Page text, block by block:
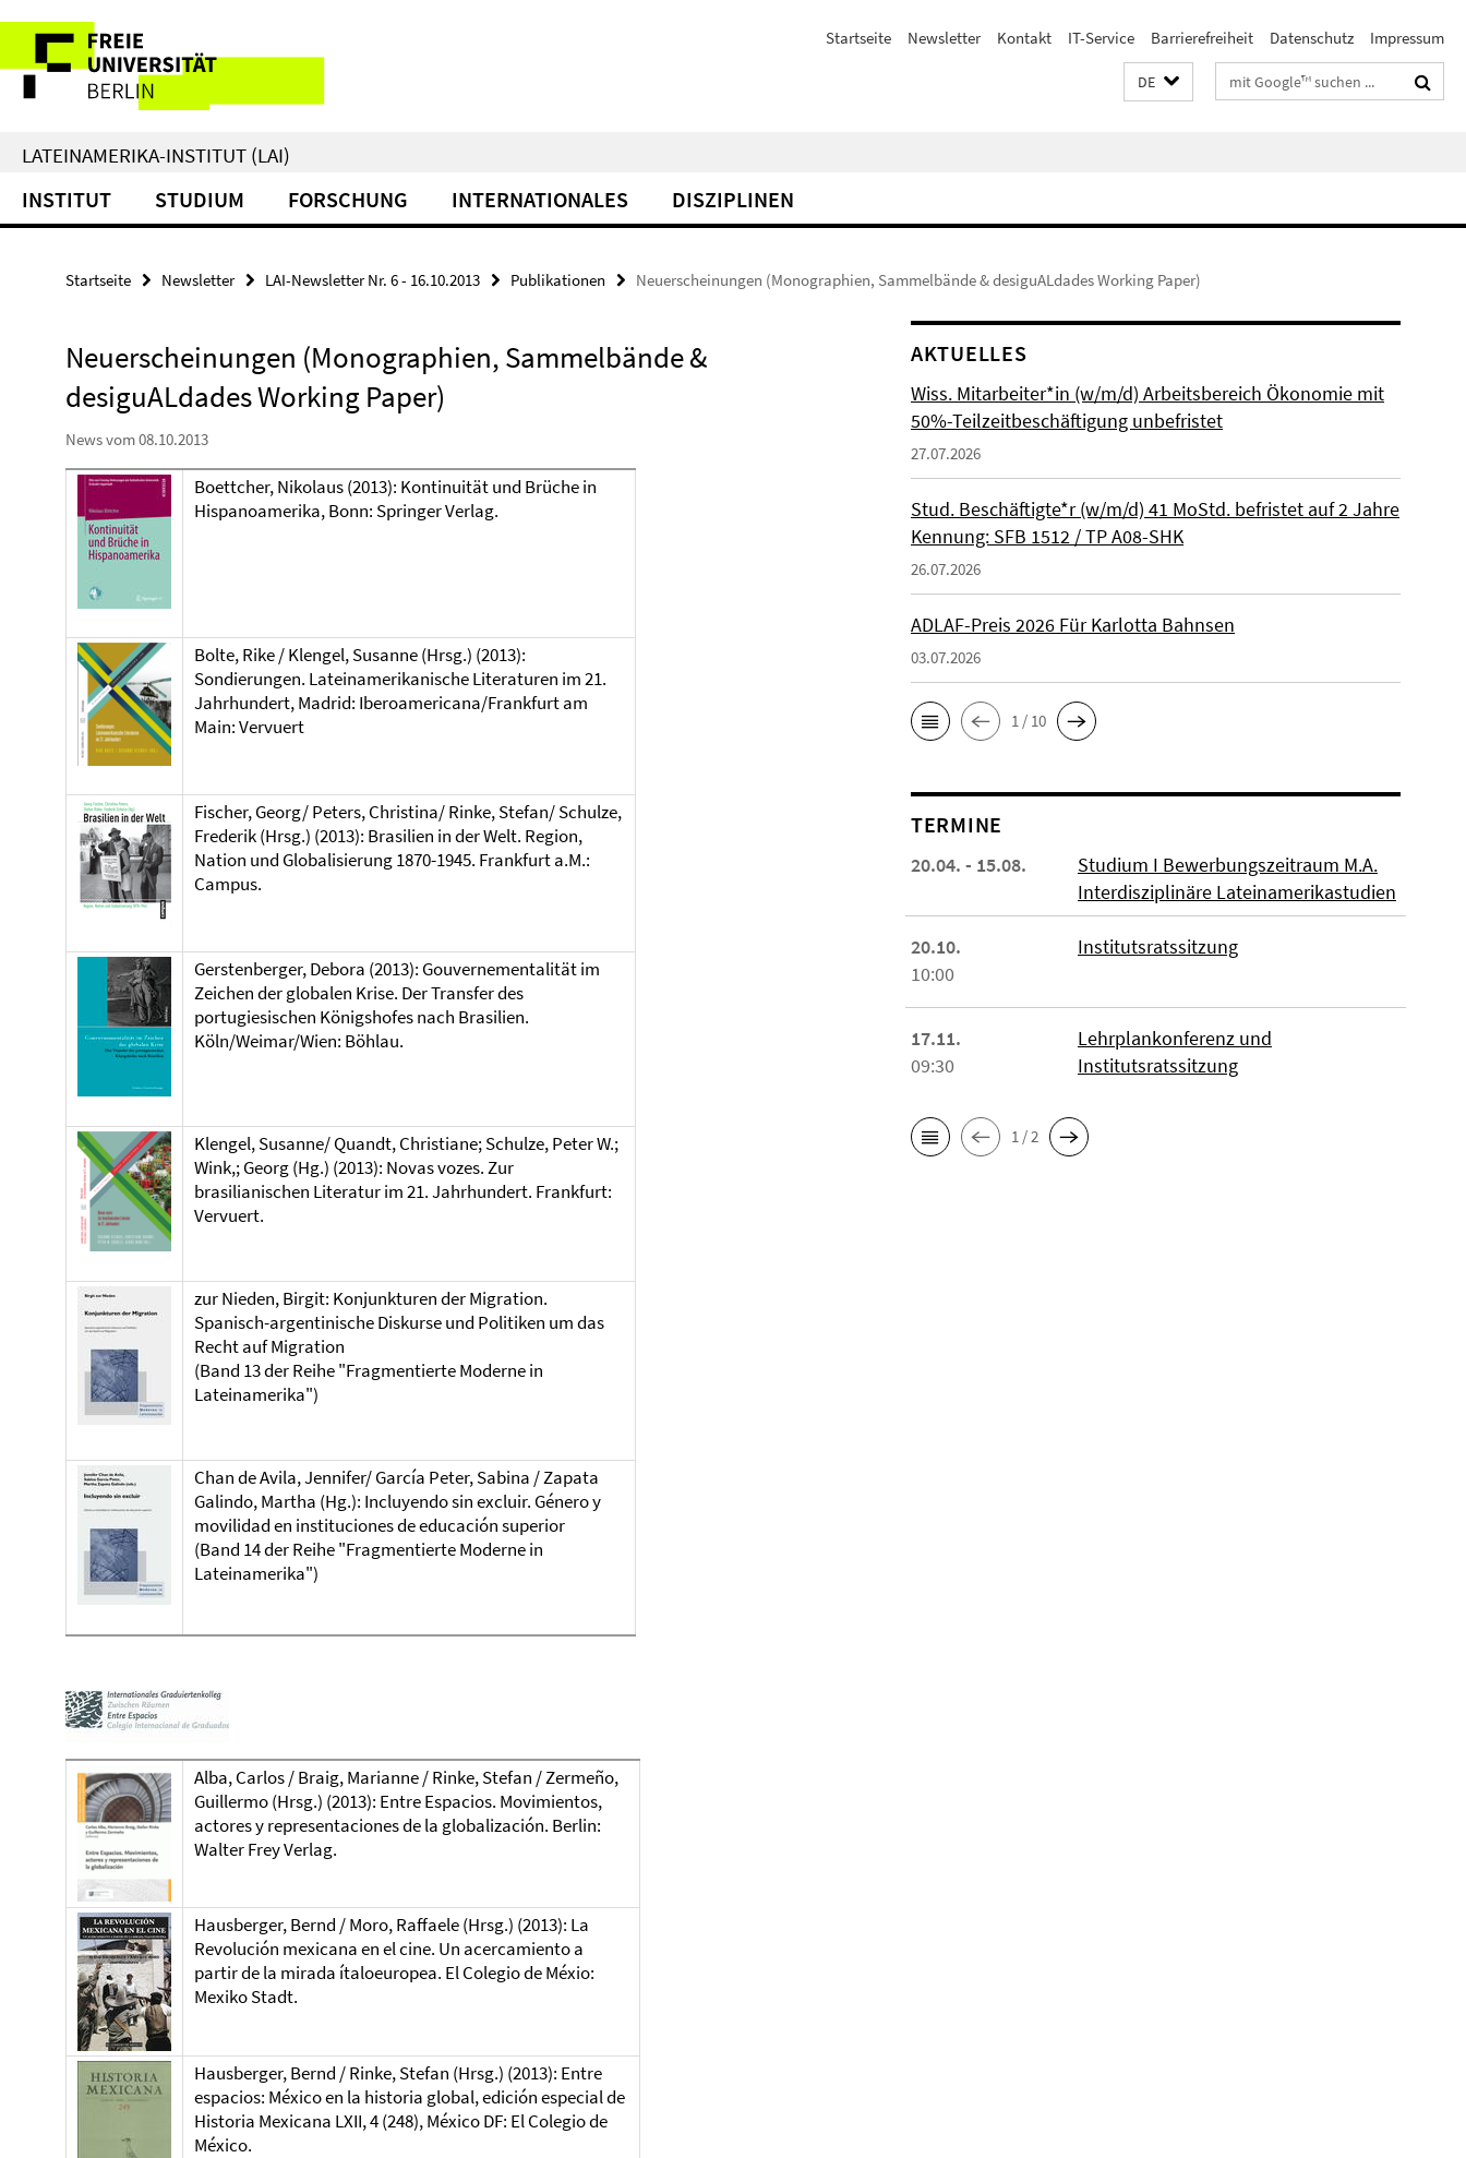
direkt
zu
Inhalt
Service-
Navigation
Startseite Newsletter Kontakt IT-Service Barrierefreiheit Datenschutz Impressum
DE Suchbegriffe
LATEINAMERIKA-INSTITUT (LAI)
INSTITUT STUDIUM FORSCHUNG INTERNATIONALES DISZIPLINEN
Startseite Newsletter LAI-Newsletter Nr. 6 - 16.10.2013 Publikationen Neuerscheinungen (Monographien, Sammelbände & desiguALdades Working Paper)
Neuerscheinungen (Monographien, Sammelbände &
desiguALdades Working Paper)
News vom 08.10.2013
Boettcher, Nikolaus (2013): Kontinuität und Brüche in
Hispanoamerika, Bonn: Springer Verlag.
Bolte, Rike / Klengel, Susanne (Hrsg.) (2013):
Sondierungen. Lateinamerikanische Literaturen im 21.
Jahrhundert, Madrid: Iberoamericana/Frankfurt am
Main: Vervuert
Fischer, Georg/ Peters, Christina/ Rinke, Stefan/ Schulze,
Frederik (Hrsg.) (2013): Brasilien in der Welt. Region,
Nation und Globalisierung 1870-1945. Frankfurt a.M.:
Campus.
Gerstenberger, Debora (2013): Gouvernementalität im
Zeichen der globalen Krise. Der Transfer des
portugiesischen Königshofes nach Brasilien.
Köln/Weimar/Wien: Böhlau.
Klengel, Susanne/ Quandt, Christiane; Schulze, Peter W.;
Wink,; Georg (Hg.) (2013): Novas vozes. Zur
brasilianischen Literatur im 21. Jahrhundert. Frankfurt:
Vervuert.
zur Nieden, Birgit: Konjunkturen der Migration.
Spanisch-argentinische Diskurse und Politiken um das
Recht auf Migration
(Band 13 der Reihe "Fragmentierte Moderne in
Lateinamerika")
Chan de Avila, Jennifer/ García Peter, Sabina / Zapata
Galindo, Martha (Hg.): Incluyendo sin excluir. Género y
movilidad en instituciones de educación superior
(Band 14 der Reihe "Fragmentierte Moderne in
Lateinamerika")
Alba, Carlos / Braig, Marianne / Rinke, Stefan / Zermeño,
Guillermo (Hrsg.) (2013): Entre Espacios. Movimientos,
actores y representaciones de la globalización. Berlin:
Walter Frey Verlag.
Hausberger, Bernd / Moro, Raffaele (Hrsg.) (2013): La
Revolución mexicana en el cine. Un acercamiento a
partir de la mirada ítaloeuropea. El Colegio de Méxio:
Mexiko Stadt.
Hausberger, Bernd / Rinke, Stefan (Hrsg.) (2013): Entre
espacios: México en la historia global, edición especial de
Historia Mexicana LXII, 4 (248), México DF: El Colegio de
México.
AKTUELLES
Wiss. Mitarbeiter*in (w/m/d) Arbeitsbereich Ökonomie mit
50%-Teilzeitbeschäftigung unbefristet
27.07.2026
Stud. Beschäftigte*r (w/m/d) 41 MoStd. befristet auf 2 Jahre
Kennung: SFB 1512 / TP A08-SHK
26.07.2026
ADLAF-Preis 2026 Für Karlotta Bahnsen
03.07.2026
1 / 10
TERMINE
20.04. - 15.08.
Studium I Bewerbungszeitraum M.A.
Interdisziplinäre Lateinamerikastudien
20.10.
10:00
Institutsratssitzung
17.11.
09:30
Lehrplankonferenz und
Institutsratssitzung
1 / 2